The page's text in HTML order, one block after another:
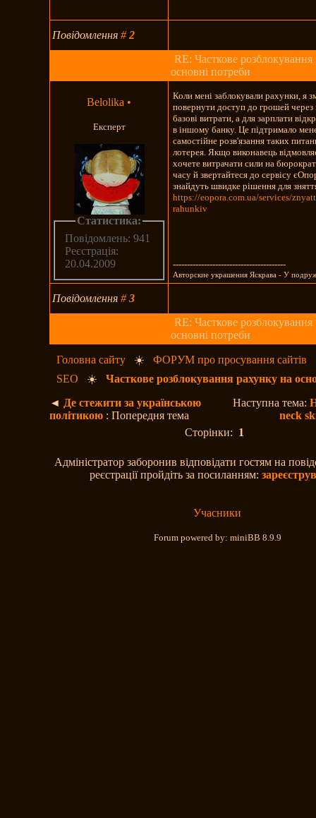
Повідомлення#2
RE: Часткове
основні потреби
Belolika •
Експерт
Статистика:
Повідомлень: 941
Реєстрація:
20.04.2009
Коли мені заблокували рахунки, я
повернути доступ до грошей через
базові витрати, а для зарплати
в іншому банку. Це підтримало
самостійне розв'язання таких
лотерея. Якщо виконавець
хочете витрачати сили на
часу й звертайтеся до сервісу
знайдуть швидке рішення для
https://eopora.com.ua/services/
rahunkiv
----------------------------------------
Авторские украшения Яскрава - У
Повідомлення#3
RE: Часткове
основні потреби
Головна сайту ☀️ФОРУМ про просування сайтів
SEO
☀️Часткове розблокування рахунку на
◄ Де стежити за українською
політикою : Попередня тема
Наступна тема:
neck
Сторінки: 1
Адміністратор заборонив відповідати гостям на
реєстрації пройдіть за посиланням:
Учасники
Forum powered by: miniBB 8.9.9